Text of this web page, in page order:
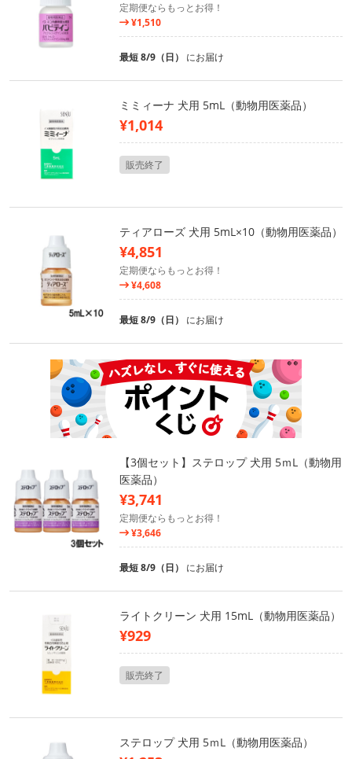
定期便ならもっとお得！
¥1,510
最短 8/9（日） にお届け
ミミィーナ 犬用 5mL（動物用医薬品）
¥1,014
販売終了
ティアローズ 犬用 5mL×10（動物用医薬品）
¥4,851
定期便ならもっとお得！
¥4,608
最短 8/9（日） にお届け
【3個セット】ステロップ 犬用 5ｍL（動物用
医薬品）
¥3,741
定期便ならもっとお得！
¥3,646
最短 8/9（日） にお届け
ライトクリーン 犬用 15mL（動物用医薬品）
¥929
販売終了
ステロップ 犬用 5ｍL（動物用医薬品）